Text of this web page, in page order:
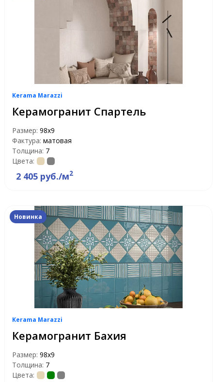
Kerama Marazzi
Керамогранит Спартель
Размер: 98x9
Фактура: матовая
Толщина: 7
Цвета:
2 405 руб./м2
Новинка
Kerama Marazzi
Керамогранит Бахия
Размер: 98x9
Толщина: 7
Цвета: